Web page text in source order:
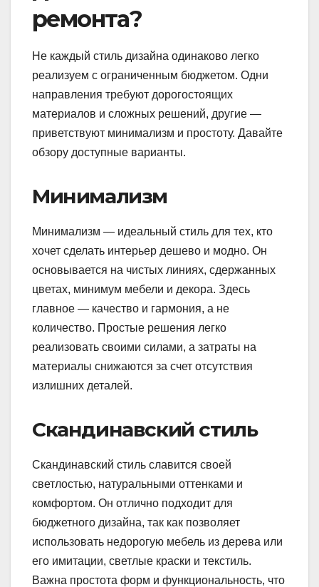
ремонта?
Не каждый стиль дизайна одинаково легко
реализуем с ограниченным бюджетом. Одни
направления требуют дорогостоящих
материалов и сложных решений, другие —
приветствуют минимализм и простоту. Давайте
обзору доступные варианты.
Минимализм
Минимализм — идеальный стиль для тех, кто
хочет сделать интерьер дешево и модно. Он
основывается на чистых линиях, сдержанных
цветах, минимум мебели и декора. Здесь
главное — качество и гармония, а не
количество. Простые решения легко
реализовать своими силами, а затраты на
материалы снижаются за счет отсутствия
излишних деталей.
Скандинавский стиль
Скандинавский стиль славится своей
светлостью, натуральными оттенками и
комфортом. Он отлично подходит для
бюджетного дизайна, так как позволяет
использовать недорогую мебель из дерева или
его имитации, светлые краски и текстиль.
Важна простота форм и функциональность, что